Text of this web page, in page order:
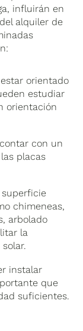
influirán en
alquiler de
orientado
estudiar
orientación
con un
placas
superficie
chimeneas,
arbolado
la
instalar
que
suficientes.